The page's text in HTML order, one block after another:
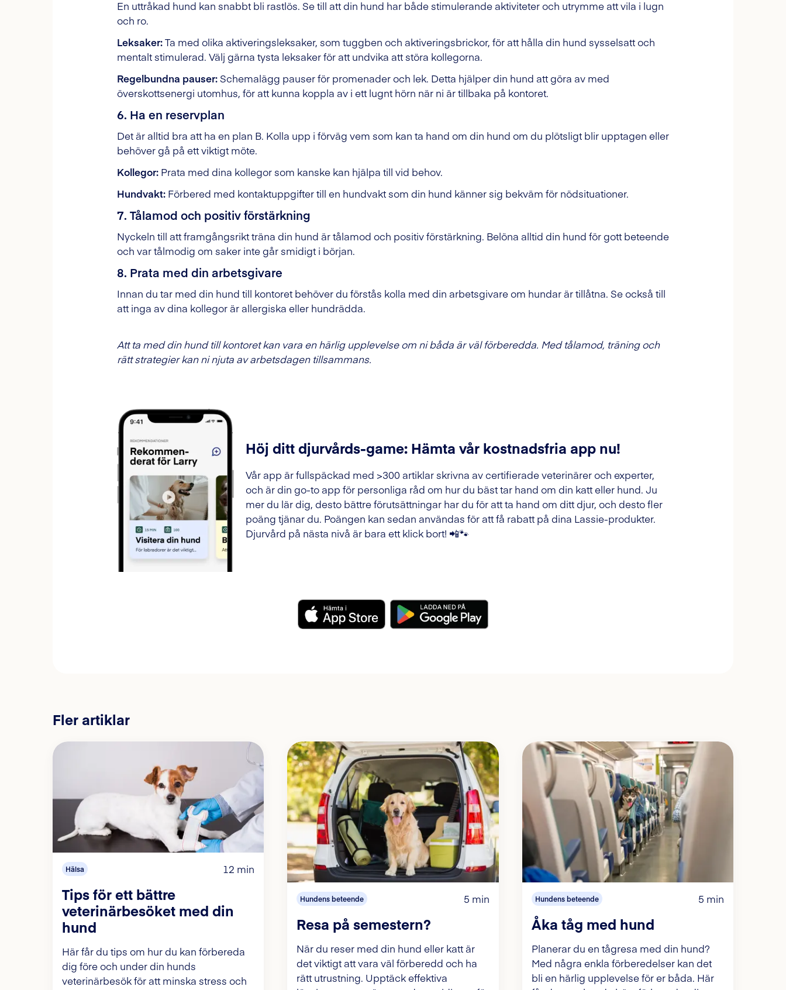
En uttråkad hund kan snabbt bli rastlös. Se till att din hund har både stimulerande aktiviteter och utrymme att vila i lugn
och ro.
Leksaker:Ta med olika aktiveringsleksaker, som tuggben och aktiveringsbrickor, för att hålla din hund sysselsatt och
mentalt stimulerad. Välj gärna tysta leksaker för att undvika att störa kollegorna.
Regelbundna pauser:Schemalägg pauser för promenader och lek. Detta hjälper din hund att göra av med
överskottsenergi utomhus, för att kunna koppla av i ett lugnt hörn när ni är tillbaka på kontoret.
6. Ha en reservplan
Det är alltid bra att ha en plan B. Kolla upp i förväg vem som kan ta hand om din hund om du plötsligt blir upptagen eller
behöver gå på ett viktigt möte.
Kollegor: Prata med dina kollegor som kanske kan hjälpa till vid behov.
Hundvakt: Förbered med kontaktuppgifter till en hundvakt som din hund känner sig bekväm för nödsituationer.
7. Tålamod och positiv förstärkning
Nyckeln till att framgångsrikt träna din hund är tålamod och positiv förstärkning. Belöna alltid din hund för gott beteende
och var tålmodig om saker inte går smidigt i början.
8. Prata med din arbetsgivare
Innan du tar med din hund till kontoret behöver du förstås kolla med din arbetsgivare om hundar är tillåtna. Se också till
att inga av dina kollegor är allergiska eller hundrädda.
Att ta med din hund till kontoret kan vara en härlig upplevelse om ni båda är väl förberedda. Med tålamod, träning och
rätt strategier kan ni njuta av arbetsdagen tillsammans.
Höj ditt djurvårds-game: Hämta vår kostnadsfria app nu!
Vår app är fullspäckad med >300 artiklar skrivna av certifierade veterinärer och experter,
och är din go-to app för personliga råd om hur du bäst tar hand om din katt eller hund. Ju
mer du lär dig, desto bättre förutsättningar har du för att ta hand om ditt djur, och desto fler
poäng tjänar du. Poängen kan sedan användas för att få rabatt på dina Lassie-produkter.
Djurvård på nästa nivå är bara ett klick bort! 📲🐾
Fler artiklar
Hälsa 12 min
Tips för ett bättre
veterinärbesöket med din
hund
Här får du tips om hur du kan förbereda
dig före och under din hunds
veterinärbesök för att minska stress och
Hundens beteende 5 min
Resa på semestern?
När du reser med din hund eller katt är
det viktigt att vara väl förberedd och ha
rätt utrustning. Upptäck effektiva
Hundens beteende 5 min
Åka tåg med hund
Planerar du en tågresa med din hund?
Med några enkla förberedelser kan det
bli en härlig upplevelse för er båda. Här